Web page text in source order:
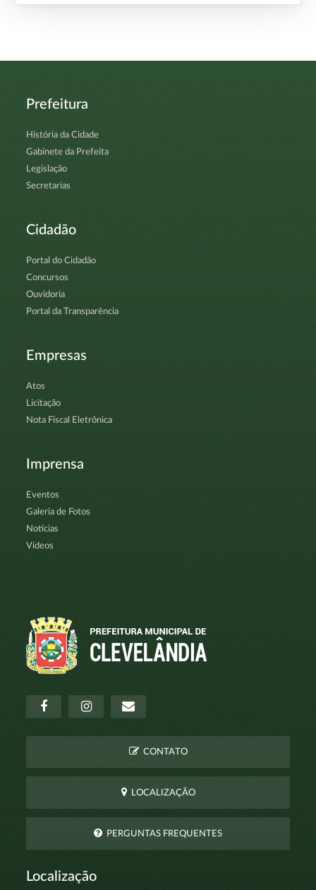
Prefeitura
História da Cidade
Gabinete da Prefeita
Legislação
Secretarias
Cidadão
Portal do Cidadão
Concursos
Ouvidoria
Portal da Transparência
Empresas
Atos
Licitação
Nota Fiscal Eletrônica
Imprensa
Eventos
Galeria de Fotos
Notícias
Vídeos
CONTATO
LOCALIZAÇÃO
PERGUNTAS FREQUENTES
Localização